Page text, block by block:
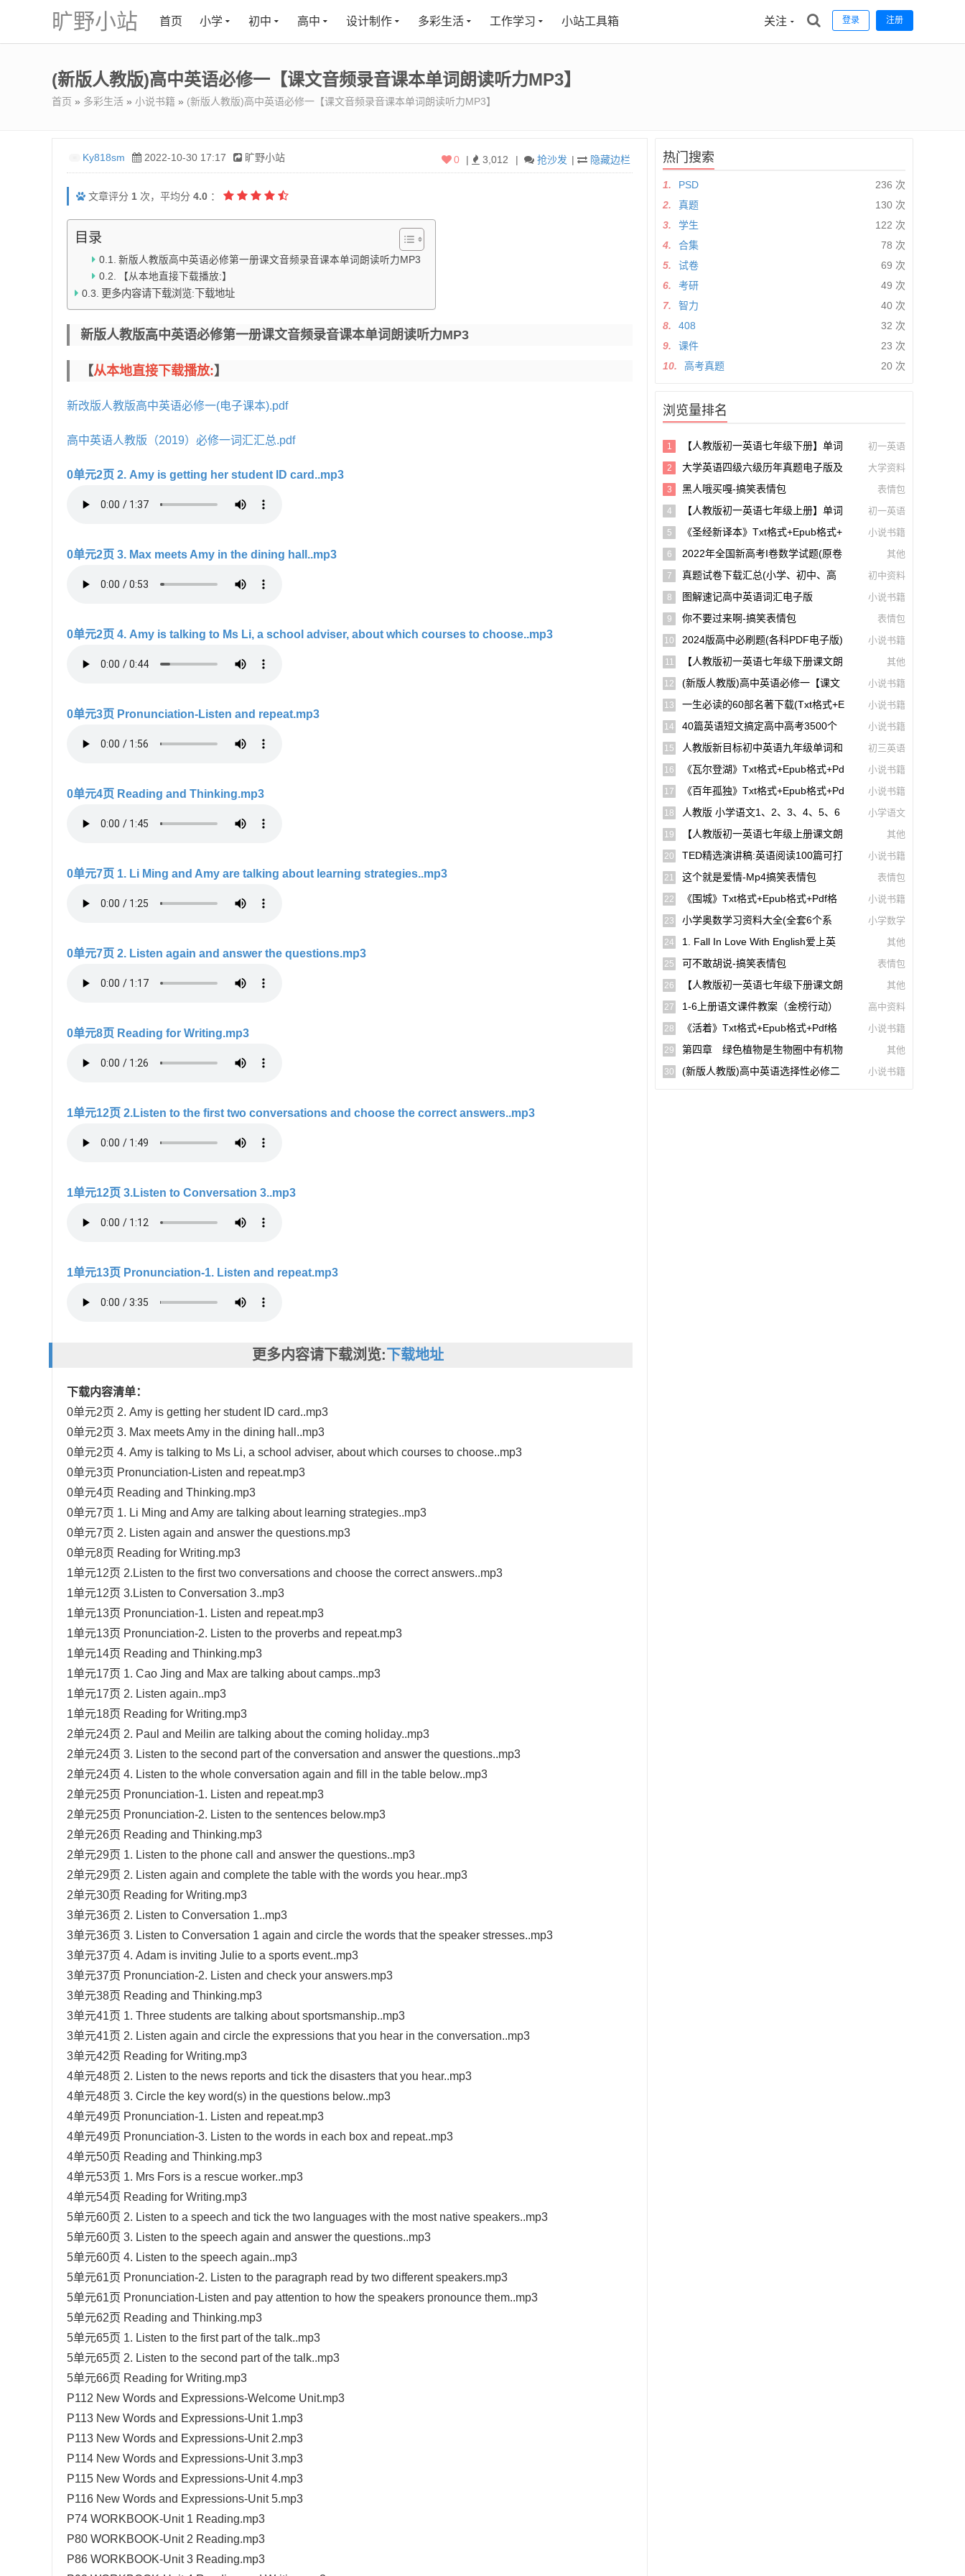
旷野小站 登录 注册
关注
首页 小学 初中 高中 设计制作 多彩生活 工作学习 小站工具箱
(新版人教版)高中英语必修一【课文音频录音课本单词朗读听力MP3】
首页 » 多彩生活 » 小说书籍 » (新版人教版)高中英语必修一【课文音频录音课本单词朗读听力MP3】
Ky818sm 2022-10-30 17:17 旷野小站 | 隐藏边栏
| 抢沙发
| 3,012
0
文章评分 1 次，平均分 4.0 ：
目录
新版人教版高中英语必修第一册课文音频录音课本单词朗读听力MP3
【从本地直接下载播放:】
更多内容请下载浏览:下载地址
新版人教版高中英语必修第一册课文音频录音课本单词朗读听力MP3
【从本地直接下载播放:】
新改版人教版高中英语必修一(电子课本).pdf
高中英语人教版（2019）必修一词汇汇总.pdf
0单元2页 2. Amy is getting her student ID card..mp3
0单元2页 3. Max meets Amy in the dining hall..mp3
0单元2页 4. Amy is talking to Ms Li, a school adviser, about which courses to choose..mp3
0单元3页 Pronunciation-Listen and repeat.mp3
0单元4页 Reading and Thinking.mp3
0单元7页 1. Li Ming and Amy are talking about learning strategies..mp3
0单元7页 2. Listen again and answer the questions.mp3
0单元8页 Reading for Writing.mp3
1单元12页 2.Listen to the first two conversations and choose the correct answers..mp3
1单元12页 3.Listen to Conversation 3..mp3
1单元13页 Pronunciation-1. Listen and repeat.mp3
更多内容请下载浏览:下载地址
下载内容清单：
0单元2页 2. Amy is getting her student ID card..mp3
0单元2页 3. Max meets Amy in the dining hall..mp3
0单元2页 4. Amy is talking to Ms Li, a school adviser, about which courses to choose..mp3
0单元3页 Pronunciation-Listen and repeat.mp3
0单元4页 Reading and Thinking.mp3
0单元7页 1. Li Ming and Amy are talking about learning strategies..mp3
0单元7页 2. Listen again and answer the questions.mp3
0单元8页 Reading for Writing.mp3
1单元12页 2.Listen to the first two conversations and choose the correct answers..mp3
1单元12页 3.Listen to Conversation 3..mp3
1单元13页 Pronunciation-1. Listen and repeat.mp3
1单元13页 Pronunciation-2. Listen to the proverbs and repeat.mp3
1单元14页 Reading and Thinking.mp3
1单元17页 1. Cao Jing and Max are talking about camps..mp3
1单元17页 2. Listen again..mp3
1单元18页 Reading for Writing.mp3
2单元24页 2. Paul and Meilin are talking about the coming holiday..mp3
2单元24页 3. Listen to the second part of the conversation and answer the questions..mp3
2单元24页 4. Listen to the whole conversation again and fill in the table below..mp3
2单元25页 Pronunciation-1. Listen and repeat.mp3
2单元25页 Pronunciation-2. Listen to the sentences below.mp3
2单元26页 Reading and Thinking.mp3
2单元29页 1. Listen to the phone call and answer the questions..mp3
2单元29页 2. Listen again and complete the table with the words you hear..mp3
2单元30页 Reading for Writing.mp3
3单元36页 2. Listen to Conversation 1..mp3
3单元36页 3. Listen to Conversation 1 again and circle the words that the speaker stresses..mp3
3单元37页 4. Adam is inviting Julie to a sports event..mp3
3单元37页 Pronunciation-2. Listen and check your answers.mp3
3单元38页 Reading and Thinking.mp3
3单元41页 1. Three students are talking about sportsmanship..mp3
3单元41页 2. Listen again and circle the expressions that you hear in the conversation..mp3
3单元42页 Reading for Writing.mp3
4单元48页 2. Listen to the news reports and tick the disasters that you hear..mp3
4单元48页 3. Circle the key word(s) in the questions below..mp3
4单元49页 Pronunciation-1. Listen and repeat.mp3
4单元49页 Pronunciation-3. Listen to the words in each box and repeat..mp3
4单元50页 Reading and Thinking.mp3
4单元53页 1. Mrs Fors is a rescue worker..mp3
4单元54页 Reading for Writing.mp3
5单元60页 2. Listen to a speech and tick the two languages with the most native speakers..mp3
5单元60页 3. Listen to the speech again and answer the questions..mp3
5单元60页 4. Listen to the speech again..mp3
5单元61页 Pronunciation-2. Listen to the paragraph read by two different speakers.mp3
5单元61页 Pronunciation-Listen and pay attention to how the speakers pronounce them..mp3
5单元62页 Reading and Thinking.mp3
5单元65页 1. Listen to the first part of the talk..mp3
5单元65页 2. Listen to the second part of the talk..mp3
5单元66页 Reading for Writing.mp3
P112 New Words and Expressions-Welcome Unit.mp3
P113 New Words and Expressions-Unit 1.mp3
P113 New Words and Expressions-Unit 2.mp3
P114 New Words and Expressions-Unit 3.mp3
P115 New Words and Expressions-Unit 4.mp3
P116 New Words and Expressions-Unit 5.mp3
P74 WORKBOOK-Unit 1 Reading.mp3
P80 WORKBOOK-Unit 2 Reading.mp3
P86 WORKBOOK-Unit 3 Reading.mp3
热门搜索
1. PSD
236 次
2.
真题
130 次
3.
学生
122 次
4.
合集
78 次
5.
试卷
69 次
6.
考研
49 次
7.
智力
40 次
8.
408
32 次
9.
课件
23 次
10.
高考真题 20 次
浏览量排名
1
【人教版初一英语七年级下册】单词
和课文朗读录音听力mp3音频【A0027
5】
初一英语
2
大学英语四级六级历年真题电子版及
模拟试卷下载(含听力和答案解析 CET
4、CET6试卷可打印)[s1697]
大学资料
3 黑人哦买嘎-搞笑表情包 表情包
4
【人教版初一英语七年级上册】单词
和课文朗读录音听力mp3音频
初一英语
5
《圣经新译本》txt格式+epub格式+
Pdf格式下载【A00605】
小说书籍
6
2022年全国新高考I卷数学试题(原卷
版+解析版)(doc格式下载)【A02285】
其他
7
真题试卷下载汇总(小学、初中、高
中、大学、考研、考公考编)(持续更新)
初中资料
8 图解速记高中英语词汇电子版 小说书籍
9 你不要过来啊-搞笑表情包 表情包
10
2024版高中必刷题(各科PDF电子版)
【A00141】
小说书籍
11
【人教版初一英语七年级下册课文朗
读听力mp3】Unit 1
其他
12
(新版人教版)高中英语必修一【课文
音频录音课本单词朗读听力MP3】
小说书籍
13
一生必读的60部名著下载(txt格式+e
Pub格式+pdf格式)
小说书籍
14
40篇英语短文搞定高中高考3500个
单词(mp3音频+文本+翻译)【A01806】
小说书籍
15
人教版新目标初中英语九年级单词和
课文朗读录音听力mp3
初三英语
16
《瓦尔登湖》txt格式+epub格式+pd
F格式下载（一生必读的60部名著）【A0
0614】
小说书籍
17
《百年孤独》txt格式+epub格式+pd
F格式下载（一生必读的60部名著）【A0
0561】
小说书籍
18
人教版 小学语文1、2、3、4、5、6
年级课本(电子版pdf)
小学语文
19
【人教版初一英语七年级上册课文朗
读听力mp3】Starter Unit 1 Good Morni
Ng!
其他
20
TED精选演讲稿:英语阅读100篇可打
印高清PDF电子版配套双语视频【A0049
4】
小说书籍
21 这个就是爱情-Mp4搞笑表情包 表情包
22
《围城》txt格式+epub格式+pdf格
式下载【A00615】
小说书籍
23
小学奥数学习资料大全(全套6个系
列)【A00231】
小学数学
24
1. Fall In Love With English爱上英
语(40篇英语短文搞定高中高考3500个单
词)
其他
25 可不敢胡说-搞笑表情包 表情包
26
【人教版初一英语七年级下册课文朗
读听力mp3】Unit 2
其他
27
1-6上册语文课件教案（金榜行动）
(docx,pdf,电子版)【A02960-005】
高中资料
28
《活着》txt格式+epub格式+pdf格
式下载（一生必读的60部名著）【A0055
9】
小说书籍
29
第四章 绿色植物是生物圈中有机物
的制造者(思维导图|教材知识全解|经典例
其他
30
(新版人教版)高中英语选择性必修二
小说书籍